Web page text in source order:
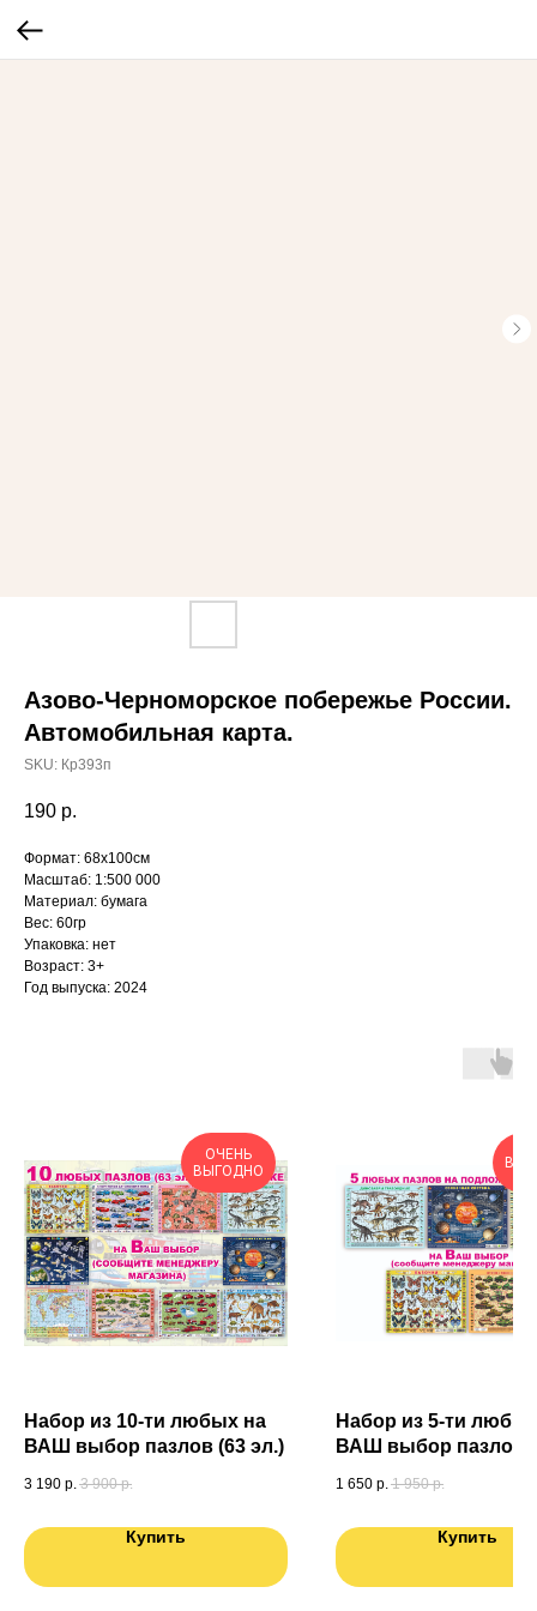
Азово-Черноморское побережье России.
Автомобильная карта.
SKU: Кр393п
190 р.
Формат: 68х100см
Масштаб: 1:500 000
Материал: бумага
Вес: 60гр
Упаковка: нет
Возраст: 3+
Год выпуска: 2024
ОЧЕНЬ
ВЫГОДНО
Набор из 10-ти любых на
ВАШ выбор пазлов (63 эл.)
3 190 р. 3 900 р.
Купить
Набор из 5-ти
ВАШ выбор пазлов
1 650 р. 1 950 р.
Купить